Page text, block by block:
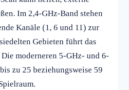
Im 2,4-GHz-Band stehen
Kanäle (1, 6 und 11) zur
Gebieten führt das
moderneren 5-GHz- und 6-
zu 25 beziehungsweise 59